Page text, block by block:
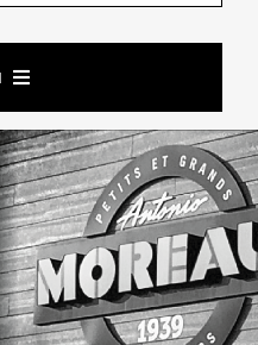
TRAVAIL